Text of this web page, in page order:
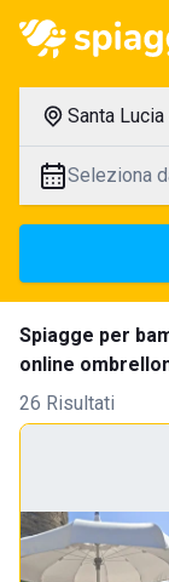
Santa
Seleziona
Spiagge per
online
26 Risultati